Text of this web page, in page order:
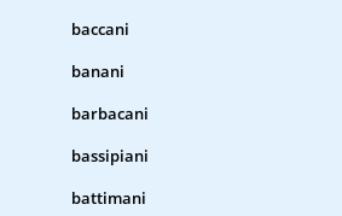
baccani
banani
barbacani
bassipiani
battimani